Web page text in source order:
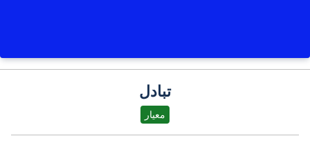
تبادل
معيار